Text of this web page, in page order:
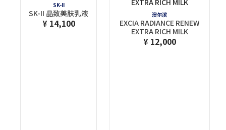
SK-II
SK-II 晶致美肤乳液
¥ 14,100
澳尔滨
EXCIA RADIANCE RENEW
EXTRA RICH MILK
¥ 12,000